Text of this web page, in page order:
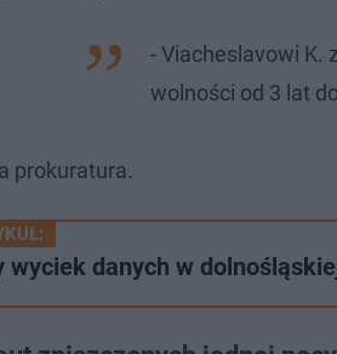
- Viacheslavowi K.
wolności od 3 lat
prokuratura.
wyciek danych w